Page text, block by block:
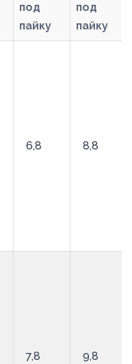
под
пайку
под
пайку
6,8 8,8
7,8 9,8